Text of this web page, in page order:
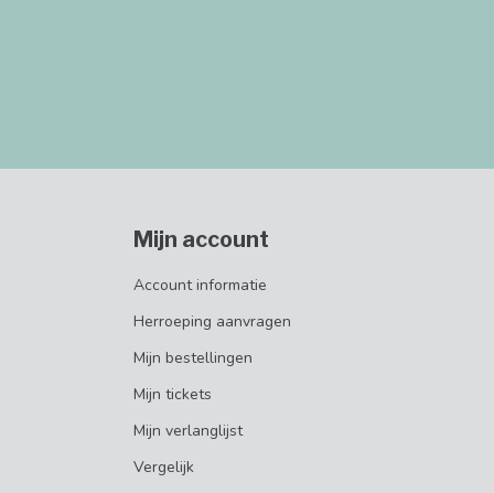
Mijn account
Account informatie
Herroeping aanvragen
Mijn bestellingen
Mijn tickets
Mijn verlanglijst
Vergelijk